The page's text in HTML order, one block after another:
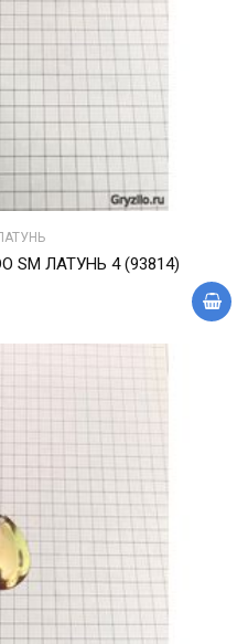
SM ЛАТУНЬ 4 (93814)